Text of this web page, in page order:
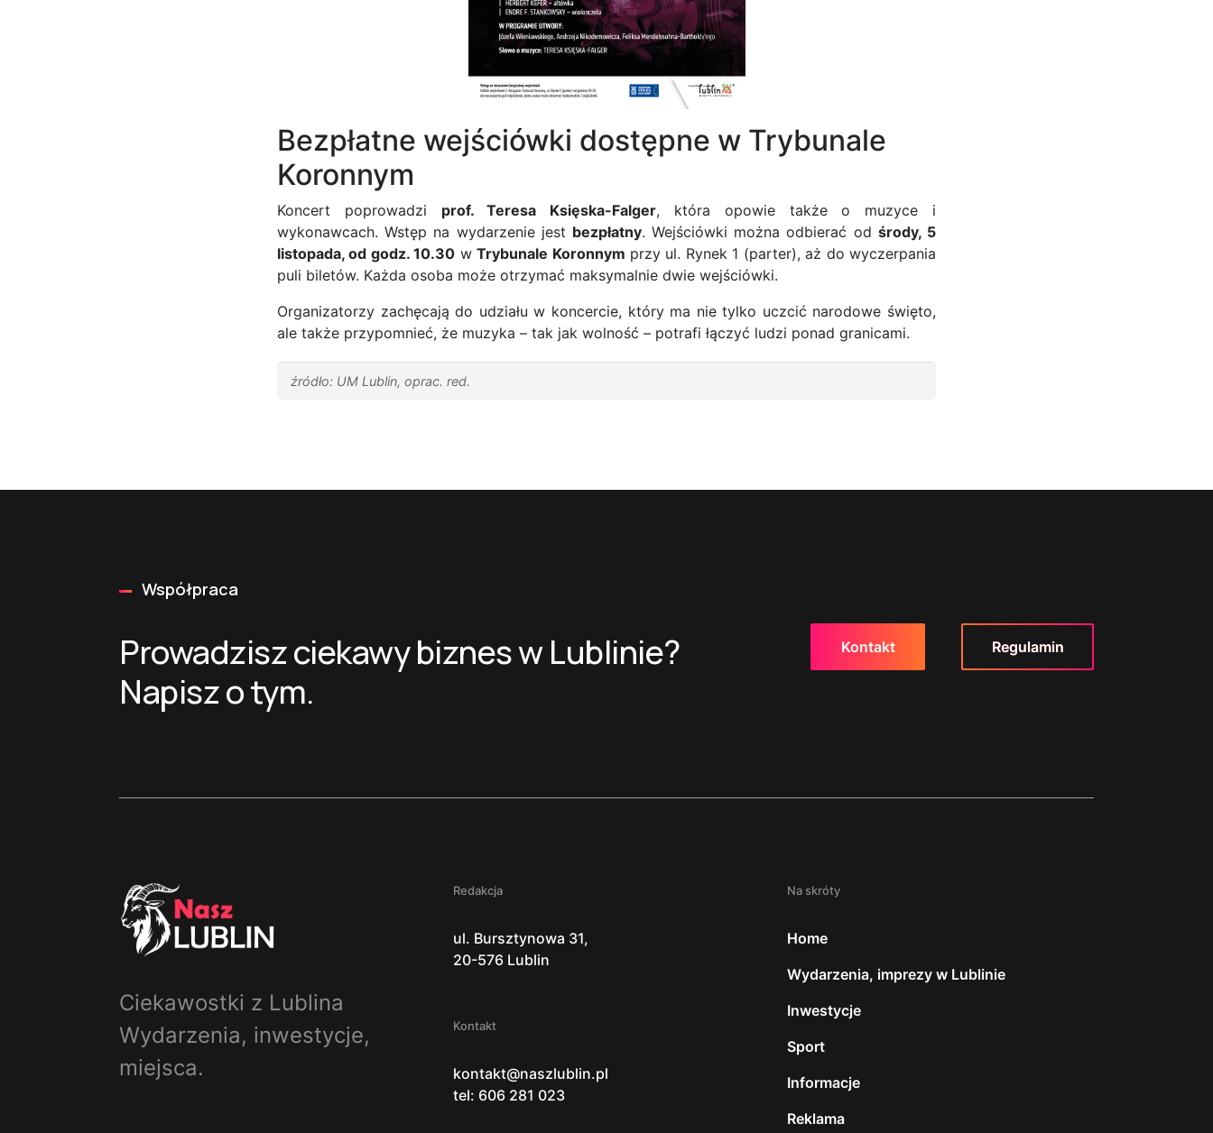
Bezpłatne wejściówki dostępne w Trybunale
Koronnym
Koncert poprowadzi prof. Teresa Księska-Falger, która opowie także o muzyce i
wykonawcach. Wstęp na wydarzenie jest bezpłatny. Wejściówki można odbierać od środy, 5
listopada, od godz. 10.30 wTrybunale Koronnym przy ul. Rynek 1 (parter), aż do wyczerpania
puli biletów. Każda osoba może otrzymać maksymalnie dwie wejściówki.
Organizatorzy zachęcają do udziału w koncercie, który ma nie tylko uczcić narodowe święto,
ale także przypomnieć, że muzyka – tak jak wolność – potrafi łączyć ludzi ponad granicami.
źródło: UM Lublin, oprac. red.
Współpraca
Prowadzisz ciekawy biznes w Lublinie?
Napisz o tym.
Kontakt Regulamin
Ciekawostki z Lublina
Wydarzenia, inwestycje,
miejsca.
Redakcja
ul. Bursztynowa 31,
20-576 Lublin
Kontakt
kontakt@naszlublin.pl
tel: 606 281 023
Na skróty
Home
Wydarzenia, imprezy w Lublinie
Inwestycje
Sport
Informacje
Reklama